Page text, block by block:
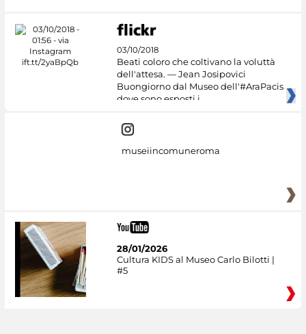
03/10/2018
Beati coloro che coltivano la voluttà
dell'attesa. — Jean Josipovici
Buongiorno dal Museo dell'#AraPacis
dove sono esposti i
museiincomuneroma
28/01/2026
Cultura KIDS al Museo Carlo Bilotti |
#5